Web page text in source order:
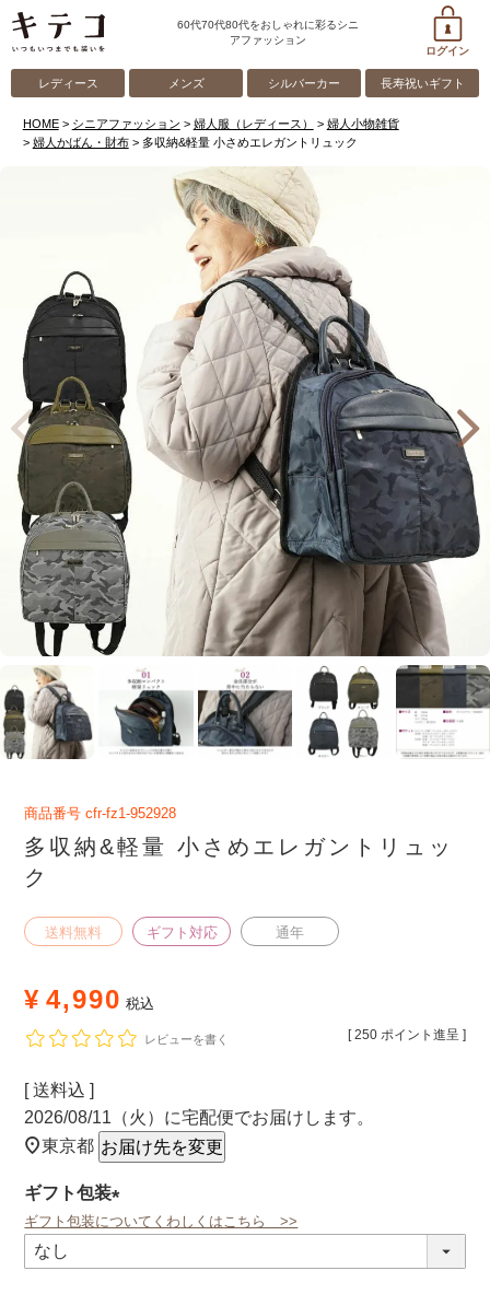
60代70代80代をおしゃれに彩るシニ
アファッション
ログイン
レディース メンズ シルバーカー 長寿祝いギフト
HOME シニアファッション 婦人服（レディース）
婦人小物雑貨
婦人かばん・財布
多収納&軽量 小さめエレガントリュック
商品番号 cfr-fz1-952928
多収納&軽量 小さめエレガントリュッ
ク
送料無料 ギフト対応 通年
¥ 4,990 税込
[ 250 ポイント進呈 ]
レビューを書く
送料込
2026/08/11（火） に宅配便でお届けします。
東京都 お届け先を変更
ギフト包装
(必
ギフト包装についてくわしくはこちら >>